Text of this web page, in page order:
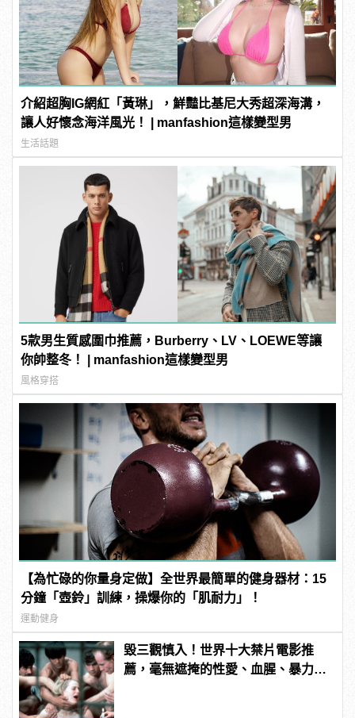
介紹超胸IG網紅「黃琳」，鮮豔比基尼大秀超深海溝，
讓人好懷念海洋風光！ | manfashion這樣變型男
生活話題
5款男生質感圍巾推薦，Burberry、LV、LOEWE等讓
你帥整冬！ | manfashion這樣變型男
風格穿搭
【為忙碌的你量身定做】全世界最簡單的健身器材：15
分鐘「壺鈴」訓練，操爆你的「肌耐力」！
運動健身
毀三觀慎入！世界十大禁片電影推
薦，毫無遮掩的性愛、血腥、暴力、